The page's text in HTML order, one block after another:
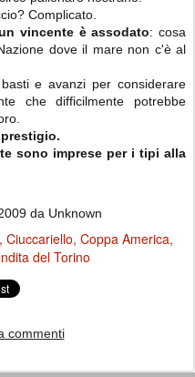
Complicato.
vincente è assodato: cosa
dove il mare non c'è al
e avanzi per considerare
che difficilmente potrebbe
sono imprese per i tipi alla
da Unknown
Ciuccariello Coppa America
del Torino
commenti